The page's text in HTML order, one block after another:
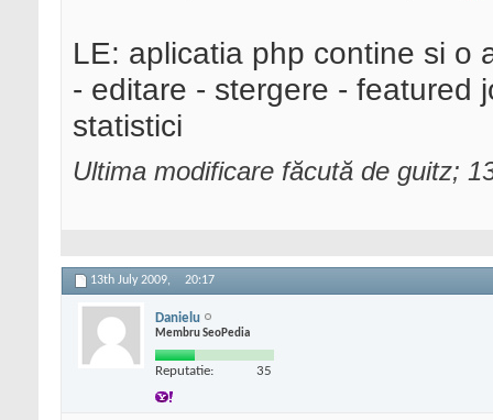
LE: aplicatia php contine si o
- editare - stergere - featured
statistici
Ultima modificare făcută de guitz;
13th July 2009, 20:17
Danielu
Membru SeoPedia
Reputatie: 35